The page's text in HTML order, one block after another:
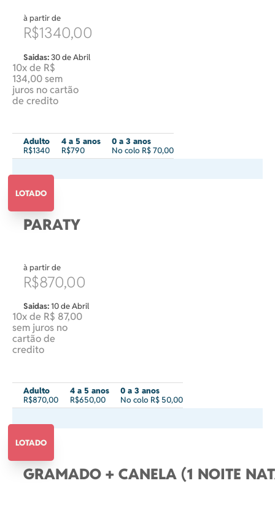
à partir de
R$1340,00
Saidas:30 de Abril
10x de R$
134,00 sem
juros no cartão
de credito
Adulto
R$1340
4 a 5 anos
R$790
0 a 3 anos
No colo R$ 70,00
LOTADO
PARATY
à partir de
R$870,00
Saidas:10 de Abril
10x de R$ 87,00
sem juros no
cartão de
credito
Adulto
R$870,00
4 a 5 anos
R$650,00
0 a 3 anos
No colo R$ 50,00
LOTADO
GRAMADO + CANELA (1 NOITE